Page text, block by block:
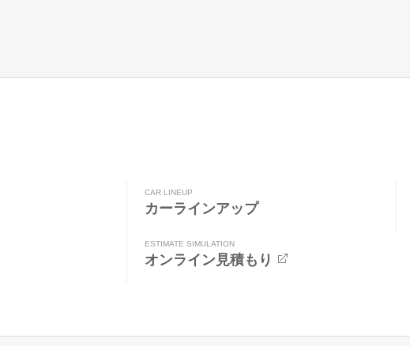
CAR LINEUP
カーラインアップ
ESTIMATE SIMULATION
オンライン見積もり